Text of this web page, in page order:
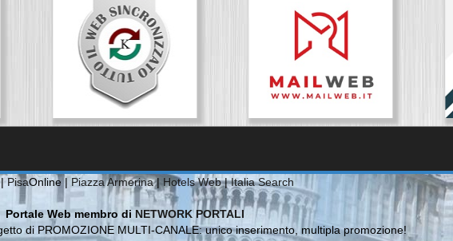
PisaOnline | Piazza Armerina| Hotels Web|Italia Search
Portale Web membro di NETWORK PORTALI
di PROMOZIONE MULTI-CANALE: unico inserimento, multipla promozione!